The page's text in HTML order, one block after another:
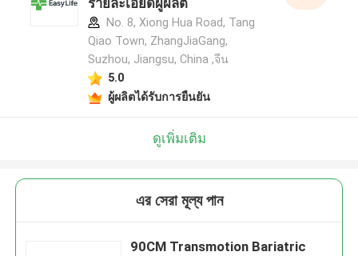
รายละเอียดผู้ผลิต
No. 8, Xiong Hua Road, Tang
Qiao Town, ZhangJiaGang,
Suzhou, Jiangsu, China ,จีน
5.0
ผู้ผลิตได้รับการยืนยัน
ดูเพิ่มเติม
এর সেরা মূল্য পান
90CM Transmotion Bariatric